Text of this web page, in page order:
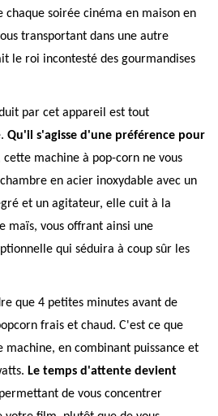
soirée cinéma en maison en
transportant dans une autre
le roi incontesté des gourmandises
par cet appareil est tout
Qu'il s'agisse d'une préférence pour
cette machine à pop-corn ne vous
en acier inoxydable avec un
et un agitateur, elle cuit à la
maïs, vous offrant ainsi une
qui séduira à coup sûr les
que 4 petites minutes avant de
frais et chaud. C'est ce que
en combinant puissance et
Le temps d'attente devient
de vous concentrer